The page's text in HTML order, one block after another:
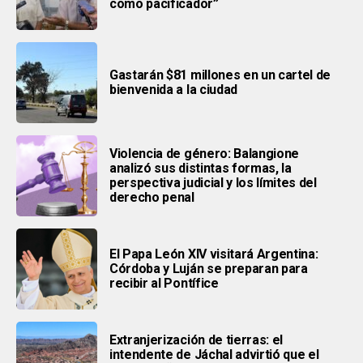
como pacificador”
Gastarán $81 millones en un cartel de
bienvenida a la ciudad
Violencia de género: Balangione
analizó sus distintas formas, la
perspectiva judicial y los límites del
derecho penal
El Papa León XIV visitará Argentina:
Córdoba y Luján se preparan para
recibir al Pontífice
Extranjerización de tierras: el
intendente de Jáchal advirtió que el